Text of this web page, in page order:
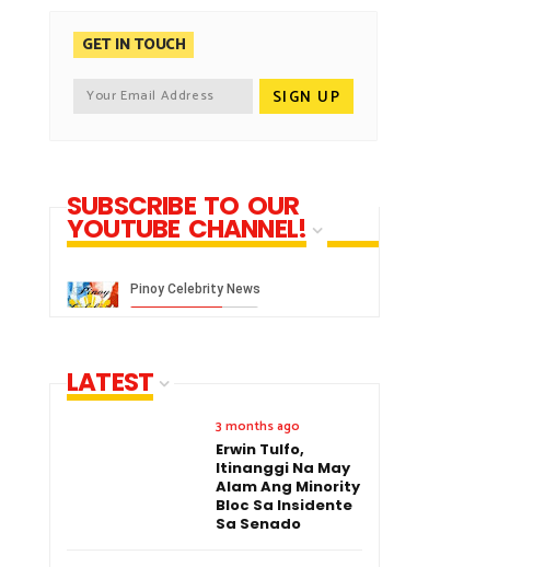
GET IN TOUCH
SUBSCRIBE TO OUR
YOUTUBE CHANNEL!
LATEST
3 months ago
Erwin Tulfo,
Itinanggi Na May
Alam Ang Minority
Bloc Sa Insidente
Sa Senado